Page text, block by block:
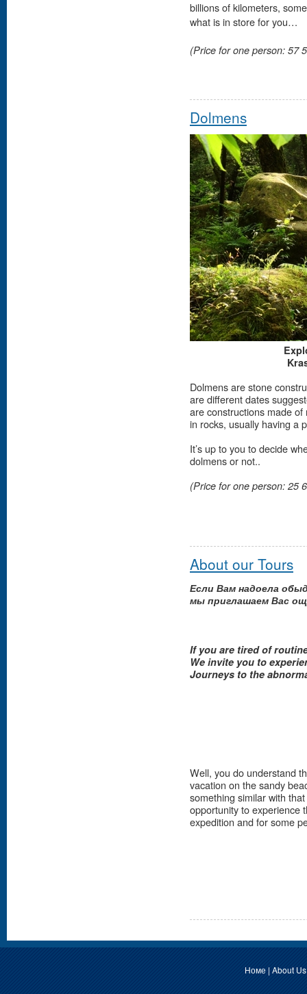
billions of kilometers,
what is in store for you…
(Price for one person: 57
Dolmens
Dolmens are stone
are different dates
are constructions made
in rocks, usually having a
It’s up to you to decide
dolmens or not..
(Price for one person: 25
About our Tours
Если Вам надоела
мы приглашаем Вас
If you are tired of
We invite you to
Journeys to the
Well, you do understand
vacation on the sandy
something similar with
opportunity to experience
expedition and for some
Номе| About Us